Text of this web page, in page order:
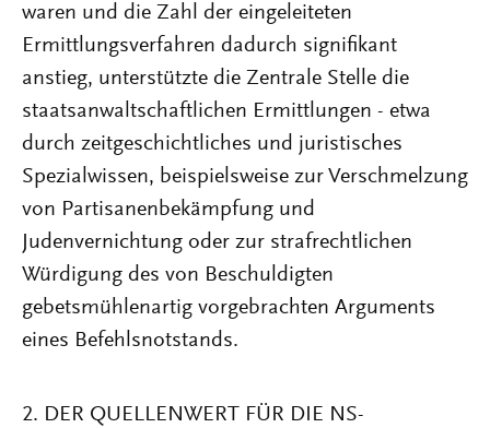
waren und die Zahl der eingeleiteten
Ermittlungsverfahren dadurch signifikant
anstieg, unterstützte die Zentrale Stelle die
staatsanwaltschaftlichen Ermittlungen - etwa
durch zeitgeschichtliches und juristisches
Spezialwissen, beispielsweise zur Verschmelzung
von Partisanenbekämpfung und
Judenvernichtung oder zur strafrechtlichen
Würdigung des von Beschuldigten
gebetsmühlenartig vorgebrachten Arguments
eines Befehlsnotstands.
2. DER QUELLENWERT FÜR DIE NS-